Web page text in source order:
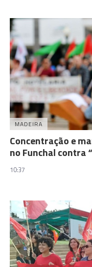
MADEIRA
Concentração e
no Funchal contra
10:37